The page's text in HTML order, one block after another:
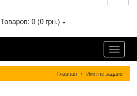
Товаров: 0 (0 грн.)
Главная Имя не задано